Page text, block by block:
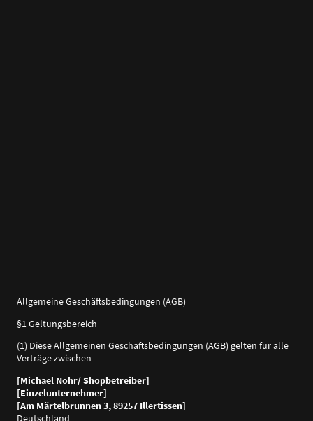
Allgemeine Geschäftsbedingungen (AGB)
§1 Geltungsbereich
(1) Diese Allgemeinen Geschäftsbedingungen (AGB) gelten für alle
Verträge zwischen
[Michael Nohr/ Shopbetreiber]
[Einzelunternehmer]
[Am Märtelbrunnen 3, 89257 Illertissen]
Deutschland